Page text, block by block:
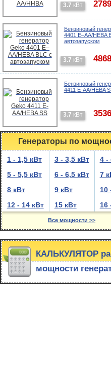
3.7 кВт
Бензиновый
4401 E–AA/HЕBA
автозапуском
3.7 кВт
Бензиновый
4411 E-AA/HEBA
3.7 кВт
Генераторы по
1 - 1,5 кВт 3 - 3,5 кВт
4 -
5 - 5,5 кВт
6 - 6,5 кВт
7
8 кВт
9 кВт
10
12 - 14 кВт
15 кВт 16
Все мощности >>
КАЛЬКУЛЯТОР
мощности